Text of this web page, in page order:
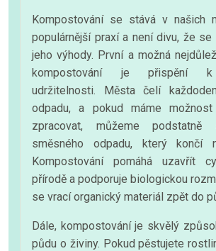
Kompostování se stává v našich
populárnější praxí a není divu, že
jeho výhody. První a možná
kompostování je přispění k
udržitelnosti. Města čelí
odpadu, a pokud máme
zpracovat, můžeme podstatně
směsného odpadu, který končí
Kompostování pomáhá uzavřít
přírodě a podporuje biologickou
se vrací organický materiál zpět do
Dále, kompostování je skvělý
půdu o živiny. Pokud pěstujete